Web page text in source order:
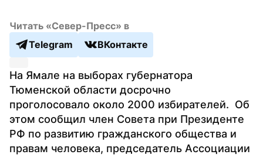
Читать «Север-Пресс» в
Telegram
ВКонтакте
На Ямале на выборах губернатора
Тюменской области досрочно
проголосовало около 2000 избирателей.  Об
этом сообщил член Совета при Президенте
РФ по развитию гражданского общества и
правам человека, председатель Ассоциации